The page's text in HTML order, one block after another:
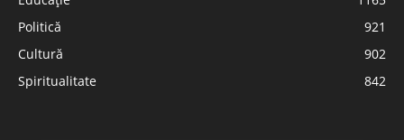
Politică
921
Cultură
902
Spiritualitate
842